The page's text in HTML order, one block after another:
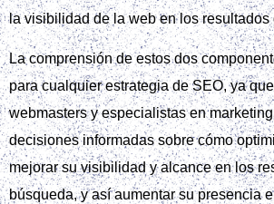
la visibilidad de la web en los resultados
La comprensión de estos dos
para cualquier estrategia de SEO, ya
webmasters y especialistas en
decisiones informadas sobre cómo
mejorar su visibilidad y alcance en los
búsqueda, y así aumentar su presencia